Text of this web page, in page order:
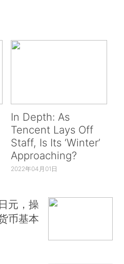
In Depth: As
Tencent Lays Off
Staff, Is Its ‘Winter’
Approaching?
2022年04月01日
元，操
币基本